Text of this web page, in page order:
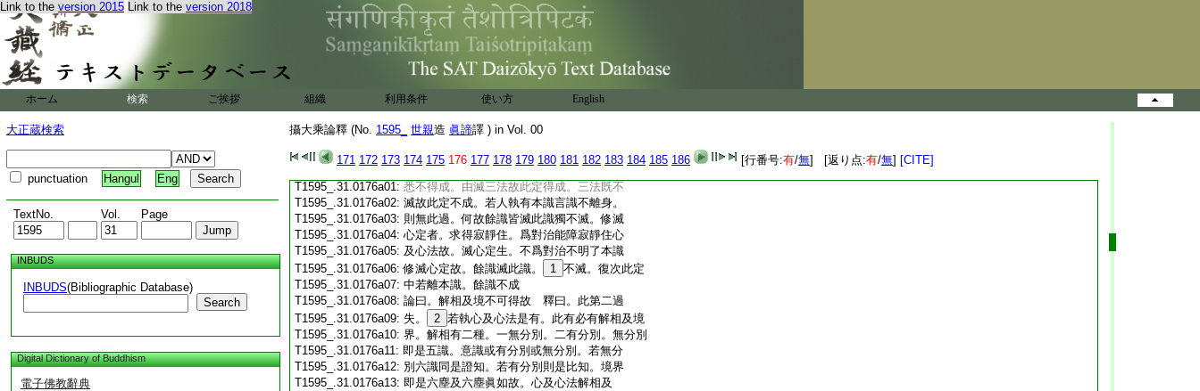
Link to the version 2015 Link to the version 2018
ホーム 検索 ご挨拶 組織 利用条件 使い方 English
大正蔵検索
punctuation Hangul Eng
TextNo. Vol. Page
INBUDS
INBUDS(Bibliographic Database)
Search
Digital Dictionary of Buddhism
電子佛教辭典
攝大乘論釋 (No. 1595_ 世親造 眞諦譯 ) in Vol. 00
171 172 173 174 175 176 177 178 179 180 181 182 183 184 185 186 [行番号:有/無] [返り点:有/無] [CITE]
T1595_.31.0175c19:心 釋曰。言有第六心名爲有心。約第六心
T1595_.31.0175c20: 説識不離身。如彼所説則不成心
T1595_.31.0175c21:論曰。何以故 釋曰。欲更引道理破第六識。
T1595_.31.0175c22:
立本識明不離身。若離 16
如前所立相本識生
起識中隨執一識。言滅心定中有。是義不然。
T1595_.31.0175c24:何以故
T1595_.31.0175c25:論曰。定義不成故 釋曰。此下以十義。顯滅
T1595_.31.0175c26:
心定中立有心義過失。此即第一過失。心與
T1595_.31.0175c27:心法未曾見其相離。如餘心法與餘心法如
T1595_.31.0175c28: 想無時離受。受亦無時離想。心與心法亦爾。
T1595_.31.0176a01: 悉不得成。由滅三法故此定得成。三法既不
T1595_.31.0176a02: 滅故此定不成。若人執有本識言識不離身。
T1595_.31.0176a03: 則無此過。何故餘識皆滅此識獨不滅。修滅
T1595_.31.0176a04: 心定者。求得寂靜住。爲對治能障寂靜住心
T1595_.31.0176a05: 及心法故。滅心定生。不爲對治不明了本識
T1595_.31.0176a06:修滅心定故。餘識滅此識。 1 不滅。復次此定
T1595_.31.0176a07: 中若離本識。餘識不成
T1595_.31.0176a08: 論曰。解相及境不可得故 釋曰。此第二過
T1595_.31.0176a09: 失。 2 若執心及心法是有。此有必有解相及境
T1595_.31.0176a10: 界。解相有二種。一無分別。二有分別。無分別
T1595_.31.0176a11: 即是五識。意識或有分別或無分別。若無分
T1595_.31.0176a12: 別六識同是證知。若有分別則是比知。境界
T1595_.31.0176a13: 即是六塵及六塵眞如故。心及心法解相及